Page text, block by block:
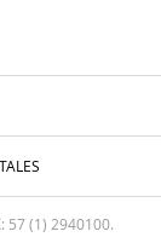
57 (1) 2940100.